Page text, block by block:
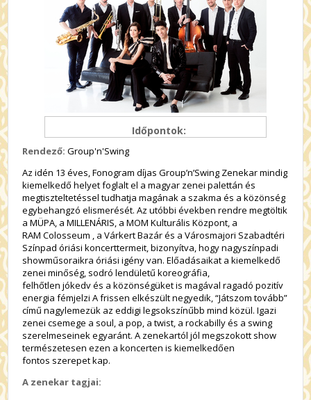
Időpontok:
Rendező: Group'n'Swing
Az idén 13 éves, Fonogram díjas Group’n’Swing Zenekar mindig
kiemelkedő helyet foglalt el a magyar zenei palettán és
megtiszteltetéssel tudhatja magának a szakma és a közönség
egybehangzó elismerését. Az utóbbi években rendre megtöltik
a MÜPA, a MILLENÁRIS, a MOM Kulturális Központ, a
RAM Colosseum , a Várkert Bazár és a Városmajori Szabadtéri
Színpad óriási koncerttermeit, bizonyítva, hogy nagyszínpadi
showműsoraikra óriási igény van. Előadásaikat a kiemelkedő
zenei minőség, sodró lendületű koreográfia,
felhőtlen jókedv és a közönségüket is magával ragadó pozitív
energia fémjelzi A frissen elkészült negyedik, “Játszom tovább”
című nagylemezük az eddigi legsokszínűbb mind közül. Igazi
zenei csemege a soul, a pop, a twist, a rockabilly és a swing
szerelmeseinek egyaránt. A zenekartól jól megszokott show
természetesen ezen a koncerten is kiemelkedően
fontos szerepet kap.
A zenekar tagjai: